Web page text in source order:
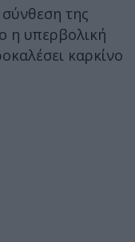
σύνθεση της
η υπερβολική
καρκίνο